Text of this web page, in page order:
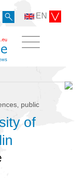
EN
public
of